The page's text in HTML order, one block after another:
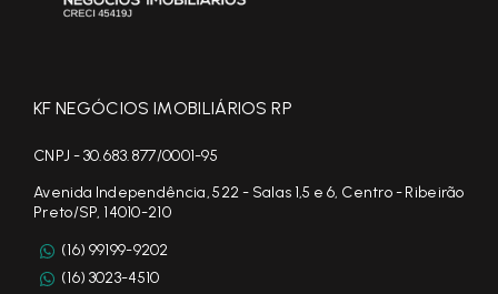
KF NEGÓCIOS IMOBILIÁRIOS RP
CNPJ - 30.683.877/0001-95
Avenida Independência, 522 - Salas 1,5 e 6, Centro - Ribeirão
Preto/SP, 14010-210
(16) 99199-9202
(16) 3023-4510